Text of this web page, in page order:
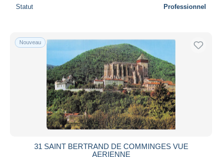
Statut Professionnel
Nouveau
31 SAINT BERTRAND DE COMMINGES VUE
AERIENNE